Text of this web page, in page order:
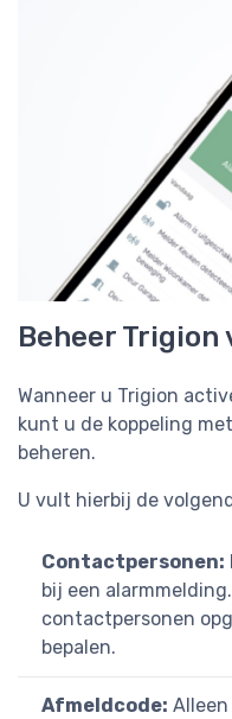
Beheer
Wanneer u Trigion
kunt u de koppeling
beheren.
U vult hierbij de
Contactpersonen:
bij een
contactpersonen
bepalen.
Afmeldcode: